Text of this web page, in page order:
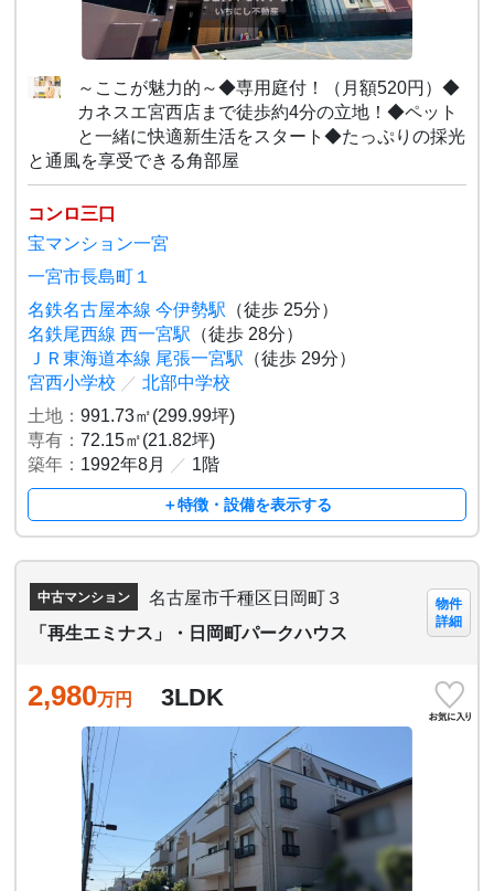
～ここが魅力的～◆専用庭付！（月額520円）◆
カネスエ宮西店まで徒歩約4分の立地！◆ペット
と一緒に快適新生活をスタート◆たっぷりの採光
と通風を享受できる角部屋
コンロ三口
宝マンション一宮
一宮市長島町１
名鉄名古屋本線 今伊勢駅 （徒歩 25分）
名鉄尾西線 西一宮駅 （徒歩 28分）
ＪＲ東海道本線 尾張一宮駅 （徒歩 29分）
宮西小学校 ／ 北部中学校
土地：991.73㎡(299.99坪)
専有：72.15㎡(21.82坪)
築年： 1992年8月 ／ 1階
＋特徴・設備を表示する
中古マンション
名古屋市千種区日岡町３
「再生エミナス」・日岡町パークハウス
物件
詳細
2,980万円 3LDK